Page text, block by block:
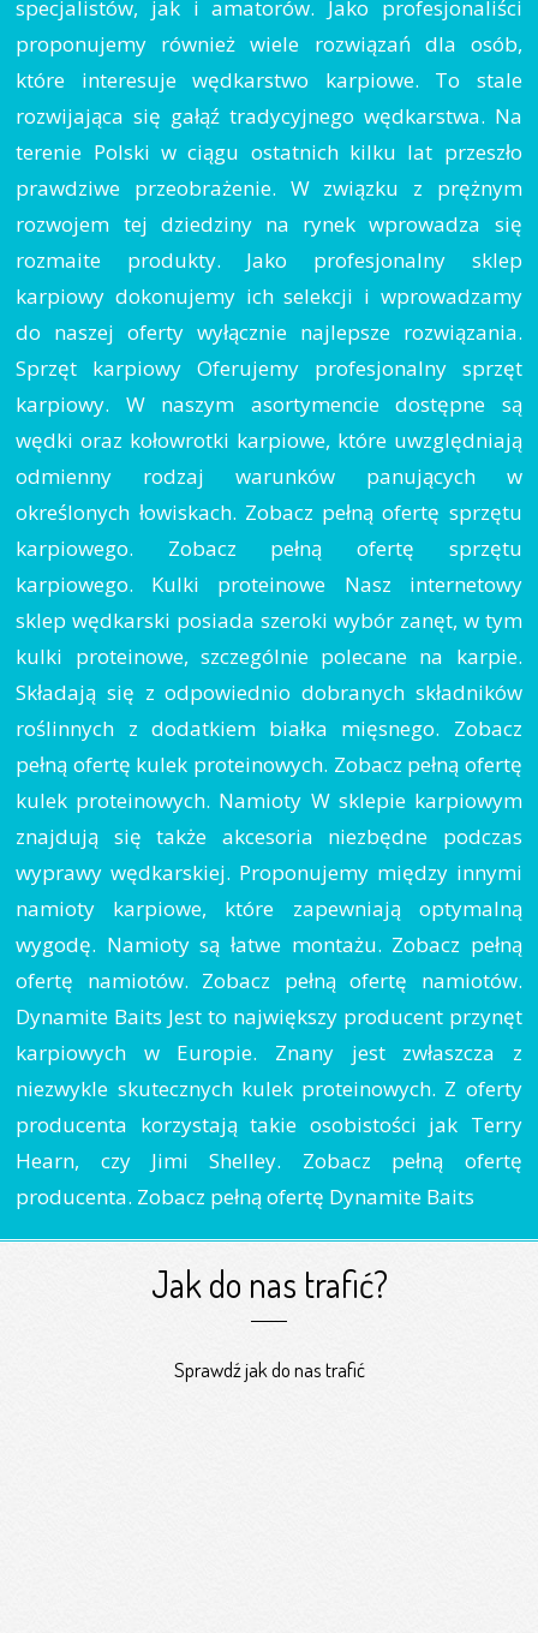
specjalistów, jak i amatorów. Jako profesjonaliści
proponujemy również wiele rozwiązań dla osób,
które interesuje wędkarstwo karpiowe. To stale
rozwijająca się gałąź tradycyjnego wędkarstwa. Na
terenie Polski w ciągu ostatnich kilku lat przeszło
prawdziwe przeobrażenie. W związku z prężnym
rozwojem tej dziedziny na rynek wprowadza się
rozmaite produkty. Jako profesjonalny sklep
karpiowy dokonujemy ich selekcji i wprowadzamy
do naszej oferty wyłącznie najlepsze rozwiązania.
Sprzęt karpiowy Oferujemy profesjonalny sprzęt
karpiowy. W naszym asortymencie dostępne są
wędki oraz kołowrotki karpiowe, które uwzględniają
odmienny rodzaj warunków panujących w
określonych łowiskach. Zobacz pełną ofertę sprzętu
karpiowego. Zobacz pełną ofertę sprzętu
karpiowego. Kulki proteinowe Nasz internetowy
sklep wędkarski posiada szeroki wybór zanęt, w tym
kulki proteinowe, szczególnie polecane na karpie.
Składają się z odpowiednio dobranych składników
roślinnych z dodatkiem białka mięsnego. Zobacz
pełną ofertę kulek proteinowych. Zobacz pełną ofertę
kulek proteinowych. Namioty W sklepie karpiowym
znajdują się także akcesoria niezbędne podczas
wyprawy wędkarskiej. Proponujemy między innymi
namioty karpiowe, które zapewniają optymalną
wygodę. Namioty są łatwe montażu. Zobacz pełną
ofertę namiotów. Zobacz pełną ofertę namiotów.
Dynamite Baits Jest to największy producent przynęt
karpiowych w Europie. Znany jest zwłaszcza z
niezwykle skutecznych kulek proteinowych. Z oferty
producenta korzystają takie osobistości jak Terry
Hearn, czy Jimi Shelley. Zobacz pełną ofertę
producenta. Zobacz pełną ofertę Dynamite Baits
Jak do nas trafić?
Sprawdź jak do nas trafić